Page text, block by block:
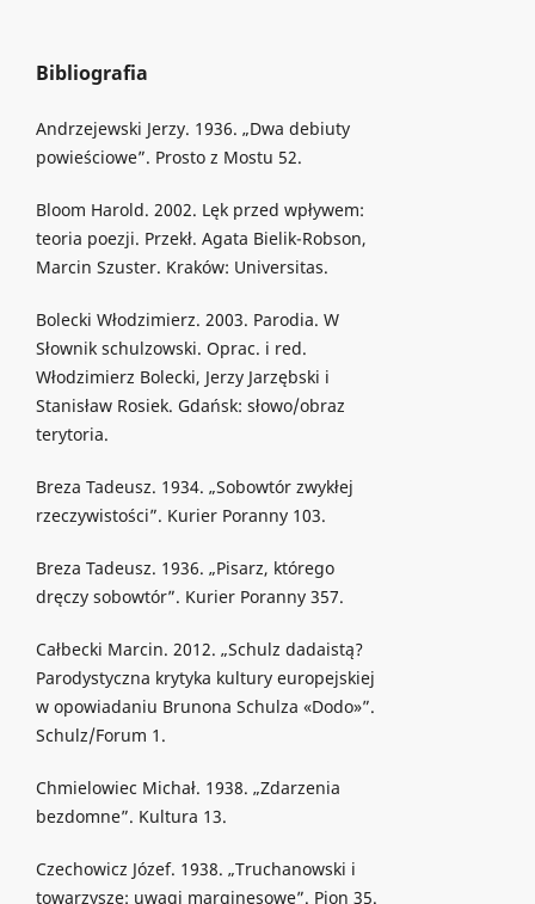
Bibliografia
Andrzejewski Jerzy. 1936. „Dwa debiuty
powieściowe”. Prosto z Mostu 52.
Bloom Harold. 2002. Lęk przed wpływem:
teoria poezji. Przekł. Agata Bielik-Robson,
Marcin Szuster. Kraków: Universitas.
Bolecki Włodzimierz. 2003. Parodia. W
Słownik schulzowski. Oprac. i red.
Włodzimierz Bolecki, Jerzy Jarzębski i
Stanisław Rosiek. Gdańsk: słowo/obraz
terytoria.
Breza Tadeusz. 1934. „Sobowtór zwykłej
rzeczywistości”. Kurier Poranny 103.
Breza Tadeusz. 1936. „Pisarz, którego
dręczy sobowtór”. Kurier Poranny 357.
Całbecki Marcin. 2012. „Schulz dadaistą?
Parodystyczna krytyka kultury europejskiej
w opowiadaniu Brunona Schulza «Dodo»”.
Schulz/Forum 1.
Chmielowiec Michał. 1938. „Zdarzenia
bezdomne”. Kultura 13.
Czechowicz Józef. 1938. „Truchanowski i
towarzysze: uwagi marginesowe”. Pion 35.